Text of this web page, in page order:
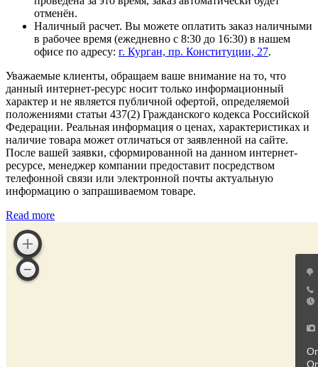
отменён.
Наличный расчет. Вы можете оплатить заказ наличными
в рабочее время (ежедневно с 8:30 до 16:30) в нашем
офисе по адресу: г. Курган, пр. Конституции, 27.
Уважаемые клиенты, обращаем ваше внимание на то, что
данный интернет-ресурс носит только информационный
характер и не является публичной офертой, определяемой
положениями статьи 437(2) Гражданского кодекса Российской
Федерации. Реальная информация о ценах, характеристиках и
наличие товара может отличаться от заявленной на сайте.
После вашей заявки, сформированной на данном интернет-
ресурсе, менеджер компании предоставит посредством
телефонной связи или электронной почты актуальную
информацию о запрашиваемом товаре.
Read more